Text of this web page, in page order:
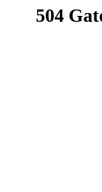
504